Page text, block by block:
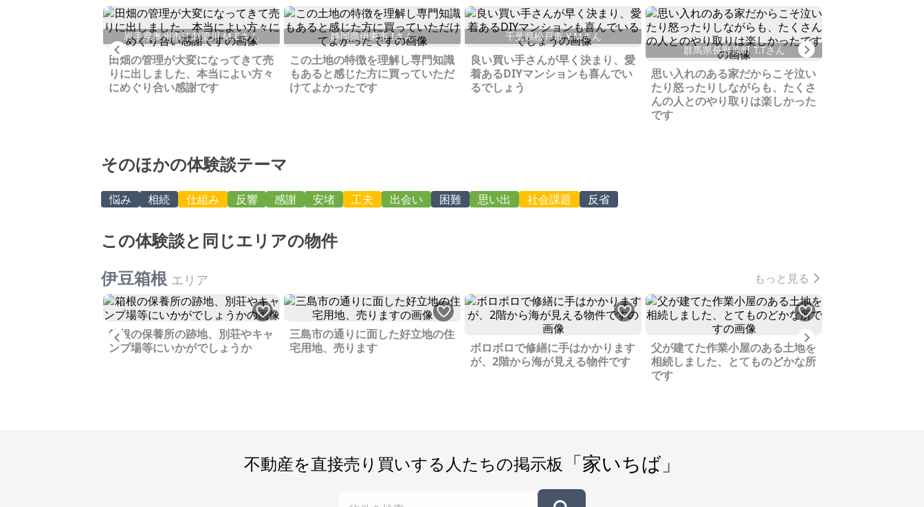
Previous
岩手県奥州市江刺梁川 M.Eさん
田畑の管理が大変になってきて売
りに出しました、本当によい方々
にめぐり合い感謝です
静岡県伊東市 Iさん
この土地の特徴を理解し専門知識
もあると感じた方に買っていただ
けてよかったです
千葉県松戸市 Y.Mさん
良い買い手さんが早く決まり、愛
着あるDIYマンションも喜んでい
るでしょう
群馬県長野原町 T.Tさん
思い入れのある家だからこそ泣い
たり怒ったりしながらも、たくさ
んの人とのやり取りは楽しかった
です
Next
そのほかの体験談テーマ
悩み 相続 仕組み 反響 感謝 安堵 工夫 出会い 困難 思い出 社会課題 反省
この体験談と同じエリアの物件
伊豆箱根 エリア もっと見る
Previous
箱根の保養所の跡地、別荘やキャ
ンプ場等にいかがでしょうか
三島市の通りに面した好立地の住
宅用地、売ります
ボロボロで修繕に手はかかります
が、2階から海が見える物件です
父が建てた作業小屋のある土地を
相続しました、とてものどかな所
です
不動産を直接売り買いする人たちの掲示板 「家いちば」